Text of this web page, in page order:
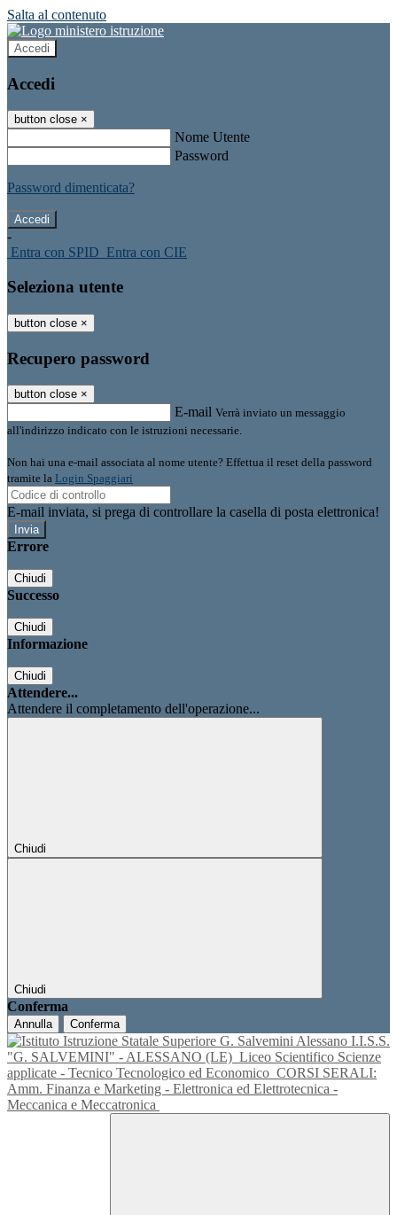
Salta al contenuto
Accedi
Accedi
button close ×
Nome Utente
Password
Password dimenticata?
-
Entra con SPID Entra con CIE
Seleziona utente
button close ×
Recupero password
button close ×
E-mail Verrà inviato un messaggio
all'indirizzo indicato con le istruzioni necessarie.
Non hai una e-mail associata al nome utente? Effettua il reset della password
tramite la Login Spaggiari
E-mail inviata, si prega di controllare la casella di posta elettronica!
Errore
Chiudi
Successo
Chiudi
Informazione
Chiudi
Attendere...
Attendere il completamento dell'operazione...
Chiudi
Chiudi
Conferma
Annulla Conferma
I.I.S.S.
"G. SALVEMINI" - ALESSANO (LE) Liceo Scientifico Scienze
applicate - Tecnico Tecnologico ed Economico CORSI SERALI:
Amm. Finanza e Marketing - Elettronica ed Elettrotecnica -
Meccanica e Meccatronica